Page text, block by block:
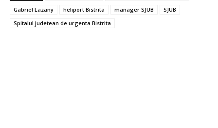
Gabriel Lazany
heliport Bistrita manager SJUB
SJUB
Spitalul judetean de urgenta Bistrita